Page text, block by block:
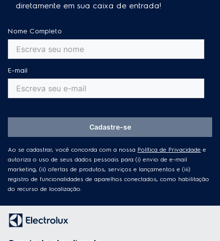
diretamente em sua caixa de entrada!
Nome Completo
E-mail
Ao se cadastrar, você concorda com a nossa Política de Privacidade e
autoriza o uso de seus dados pessoais para (i) envio de e-mail
marketing, (ii) ofertas de produtos, serviços e lançamentos e (iii)
registro de funcionalidades de aparelhos conectados, como habilitação
do recurso de localização.
Cadastre-se